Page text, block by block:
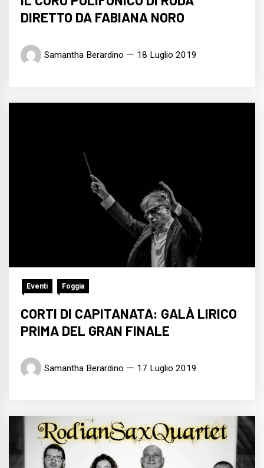
DIRETTO DA FABIANA NORO
Samantha Berardino 18 Luglio 2019
Eventi Foggia
CORTI DI CAPITANATA: GALÀ LIRICO
PRIMA DEL GRAN FINALE
Samantha Berardino 17 Luglio 2019